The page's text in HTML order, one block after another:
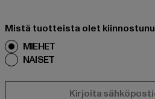
Mistä tuotteista olet
MIEHET
NAISET